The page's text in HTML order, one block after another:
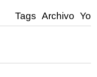
Tags Archivo Yo